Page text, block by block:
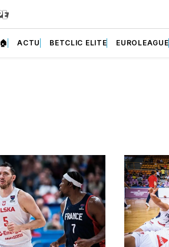
🏠 ACTU BETCLIC ELITE EUROLEAGUE